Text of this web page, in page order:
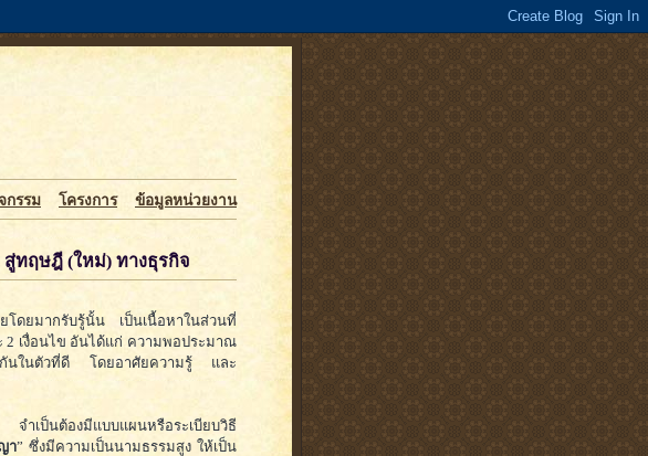
กรรม โครงการ ข้อมูลหน่วยงาน
ทฤษฎี (ใหม่) ทางธุรกิจ
ดยมากรับรู้นั้น เป็นเนื้อหาในส่วนที่
เงื่อนไข อันได้แก่ ความพอประมาณ
นในตัวที่ดี โดยอาศัยความรู้ และ
เป็นต้องมีแบบแผนหรือระเบียบวิธี
า” ซึ่งมีความเป็นนามธรรมสูง ให้เป็น